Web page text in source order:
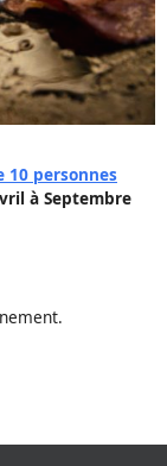
10 personnes
à Septembre